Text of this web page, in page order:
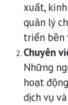
xuất,
quản lý
triển bền
Chuyên
Những
hoạt
dịch vụ